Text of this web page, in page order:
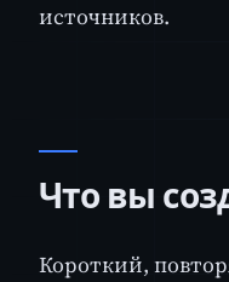
источников.
Что вы
Короткий,